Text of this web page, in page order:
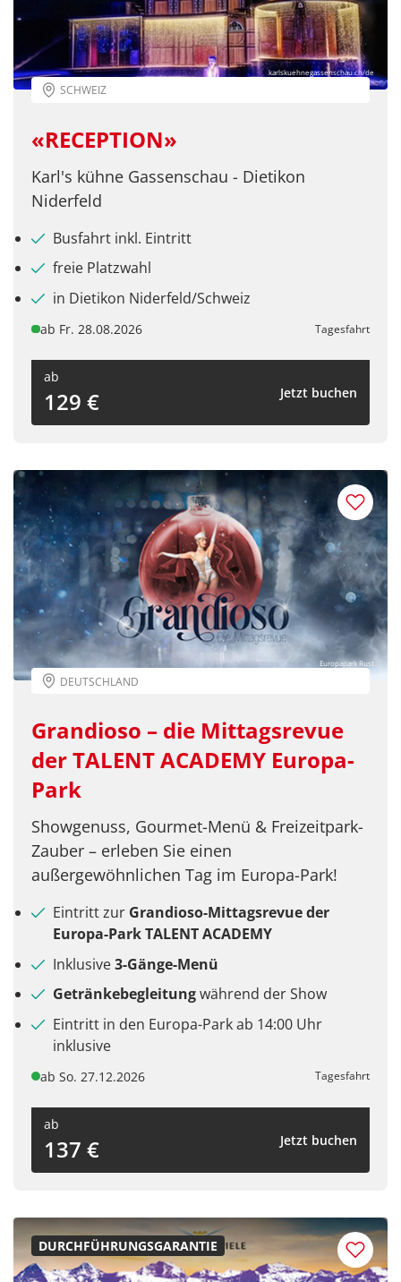
Teile diese Reise
STROTMANNS Magic Lounge in Stuttgart
Facebook
Twitter
Telegram
per E-Mail senden
Link kopieren
karlskuehnegassenschau.ch/de
SCHWEIZ
«RECEPTION»
Karl's kühne Gassenschau - Dietikon
Niderfeld
Busfahrt inkl. Eintritt
freie Platzwahl
in Dietikon Niderfeld/Schweiz
ab Fr. 28.08.2026 Tagesfahrt
ab
129 € Jetzt buchen
Europapark Rust
DEUTSCHLAND
Grandioso – die Mittagsrevue
der TALENT ACADEMY Europa-
Park
Showgenuss, Gourmet-Menü & Freizeitpark-
Zauber – erleben Sie einen
außergewöhnlichen Tag im Europa-Park!
Eintritt zur Grandioso-Mittagsrevue der
Europa-Park TALENT ACADEMY
Inklusive3-Gänge-Menü
Getränkebegleitungwährend der Show
Eintritt in den Europa-Park ab 14:00 Uhr
inklusive
ab So. 27.12.2026 Tagesfahrt
ab
137 € Jetzt buchen
DURCHFÜHRUNGSGARANTIE